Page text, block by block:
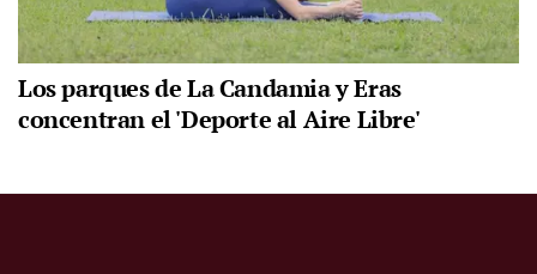
Los parques de La Candamia y Eras
concentran el 'Deporte al Aire Libre'